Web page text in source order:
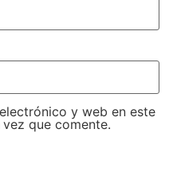
y web en este
que comente.